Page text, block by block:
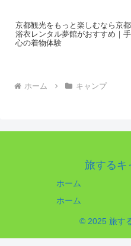
京都観光をもっと楽しむなら京都
浴衣レンタル夢館がおすすめ｜
心の着物体験
ホーム キャンプ
旅するキ
ホーム
ホーム
© 2025 旅す